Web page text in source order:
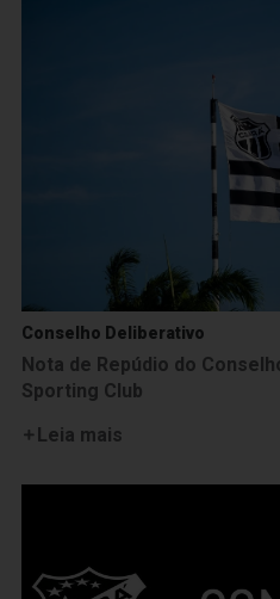
Conselho Deliberativo
Nota de Repúdio do
Sporting Club
Leia mais